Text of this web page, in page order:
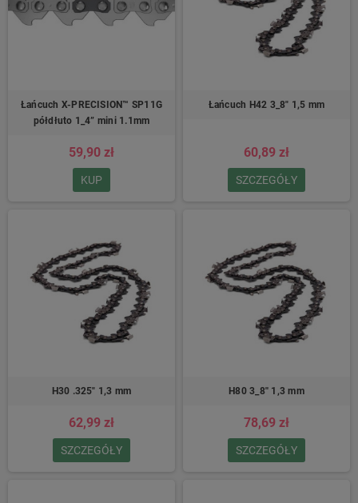
Łańcuch X-PRECISION™ SP11G
półdłuto 1_4” mini 1.1mm
59,90 zł
KUP
Łańcuch H42 3_8″ 1,5 mm
60,89 zł
SZCZEGÓŁY
H30 .325″ 1,3 mm
62,99 zł
SZCZEGÓŁY
H80 3_8'' 1,3 mm
78,69 zł
SZCZEGÓŁY